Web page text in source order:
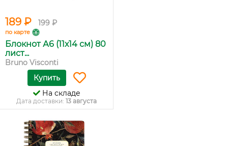
189 ₽ 199 ₽
по карте
Блокнот А6 (11х14 см) 80
лист...
Bruno Visconti
Купить
На складе
Дата доставки: 13 августа